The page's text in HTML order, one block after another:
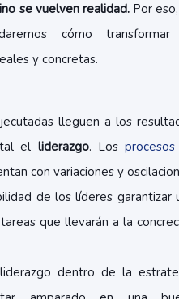
se vuelven realidad.Por
cómo
y concretas.
lleguen a los
el liderazgo. Los procesos
con variaciones y
de los líderes garantizar
que llevarán a la
dentro de la